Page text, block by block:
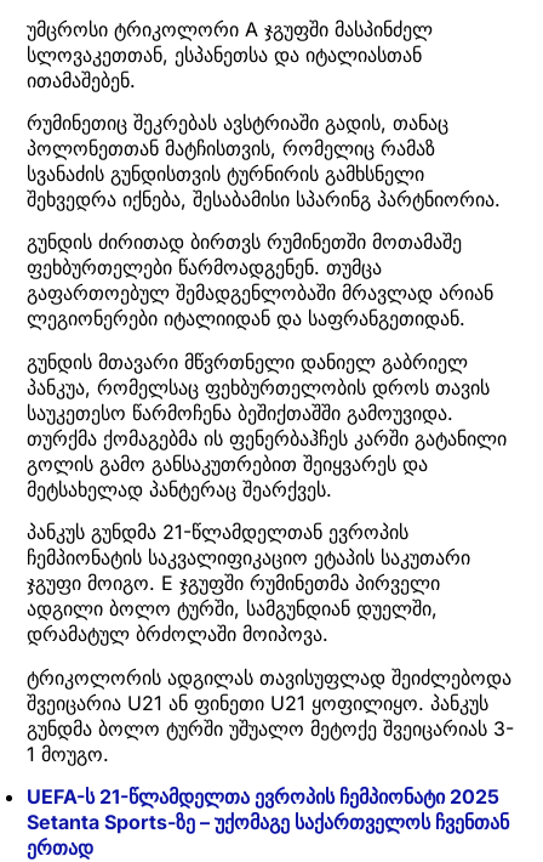
უმცროსი ტრიკოლორი A ჯგუფში მასპინძელ
სლოვაკეთთან, ესპანეთსა და იტალიასთან
ითამაშებენ.
რუმინეთიც შეკრებას ავსტრიაში გადის, თანაც
პოლონეთთან მატჩისთვის, რომელიც რამაზ
სვანაძის გუნდისთვის ტურნირის გამხსნელი
შეხვედრა იქნება, შესაბამისი სპარინგ პარტნიორია.
გუნდის ძირითად ბირთვს რუმინეთში მოთამაშე
ფეხბურთელები წარმოადგენენ. თუმცა
გაფართოებულ შემადგენლობაში მრავლად არიან
ლეგიონერები იტალიიდან და საფრანგეთიდან.
გუნდის მთავარი მწვრთნელი დანიელ გაბრიელ
პანკუა, რომელსაც ფეხბურთელობის დროს თავის
საუკეთესო წარმოჩენა ბეშიქთაშში გამოუვიდა.
თურქმა ქომაგებმა ის ფენერბაჰჩეს კარში გატანილი
გოლის გამო განსაკუთრებით შეიყვარეს და
მეტსახელად პანტერაც შეარქვეს.
პანკუს გუნდმა 21-წლამდელთან ევროპის
ჩემპიონატის საკვალიფიკაციო ეტაპის საკუთარი
ჯგუფი მოიგო. E ჯგუფში რუმინეთმა პირველი
ადგილი ბოლო ტურში, სამგუნდიან დუელში,
დრამატულ ბრძოლაში მოიპოვა.
ტრიკოლორის ადგილას თავისუფლად შეიძლებოდა
შვეიცარია U21 ან ფინეთი U21 ყოფილიყო. პანკუს
გუნდმა ბოლო ტურში უშუალო მეტოქე შვეიცარიას 3-
1 მოუგო.
UEFA-ს 21-წლამდელთა ევროპის ჩემპიონატი 2025
Setanta Sports-ზე – უქომაგე საქართველოს ჩვენთან
ერთად